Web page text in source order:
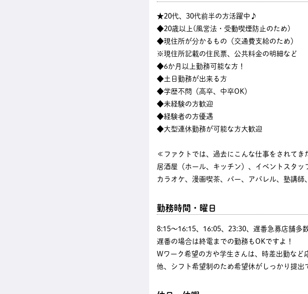
★20代、30代前半の方活躍中♪
◆20歳以上(風営法・受動喫煙防止のため)
◆現住所が分かるもの（交通費支給のため）
※現住所記載の住民票、公共料金の明細など
◆6か月以上勤務可能な方！
◆土日勤務が出来る方
◆学歴不問（高卒、中卒OK）
◆未経験の方歓迎
◆経験者の方優遇
◆大型連休勤務が可能な方大歓迎
≪ファクトでは、過去にこんな仕事をされて
居酒屋（ホール、キッチン）、イベントスタッ
カラオケ、漫画喫茶、バー、アパレル、塾講
勤務時間・曜日
8:15〜16:15、16:05、23:30、遅番急募店舗多数
遅番の場合は終電までの勤務もOKですよ！
Wワーク希望の方や学生さんは、時差出勤な
他、シフト希望制のため希望休がしっかり提出